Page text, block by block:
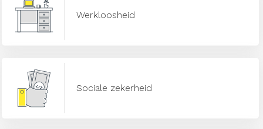
Werkloosheid
Sociale zekerheid